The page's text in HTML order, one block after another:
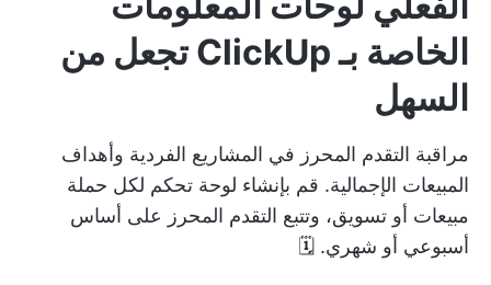
الخاصة بـ ClickUp
تجعل من
السهل
مراقبة التقدم المحرز في المشاريع الفردية وأهداف
المبيعات الإجمالية. قم بإنشاء لوحة تحكم لكل حملة
مبيعات أو تسويق، وتتبع التقدم المحرز على أساس
أسبوعي أو شهري. 🗓️